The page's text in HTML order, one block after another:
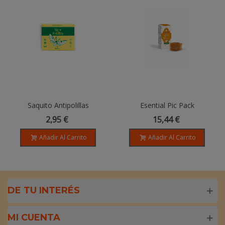
Saquito Antipolillas
2,95 €
Añadir Al Carrito
Esential Pic Pack
AROMAMOSKIT + Brazalete
15,44 €
Añadir Al Carrito
DE TU INTERÉS
MI CUENTA